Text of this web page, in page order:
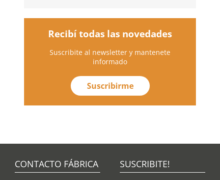
Recibí todas las novedades
Suscribite al newsletter y mantenete
informado
Suscribirme
CONTACTO FÁBRICA SUSCRIBITE!